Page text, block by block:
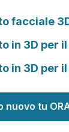
facciale
in 3D per
in 3D per
nuovo tu